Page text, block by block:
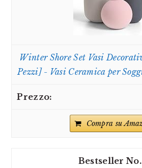
Winter Shore Set Vasi
Pezzi] - Vasi Ceramica per
Compra su